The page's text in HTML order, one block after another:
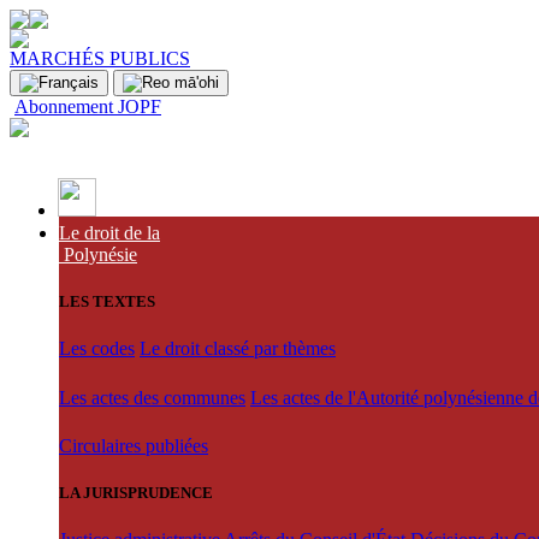
MARCHÉS PUBLICS
Abonnement JOPF
Le droit de la
Polynésie
LES TEXTES
Les codes Le droit classé par thèmes
Les actes des communes Les actes de l'Autorité polynésienne
Circulaires publiées
LA JURISPRUDENCE